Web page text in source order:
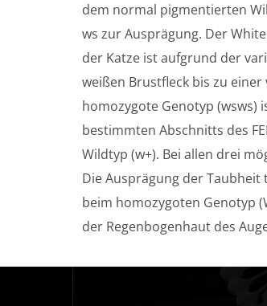
dem normal pigmentierten
ws zur Ausprägung. Der
der Katze ist aufgrund der
weißen Brustfleck bis zu
homozygote Genotyp (wsws)
bestimmten Abschnitts des
Wildtyp (w+). Bei allen drei
Die Ausprägung der
beim homozygoten Genotyp
der Regenbogenhaut des